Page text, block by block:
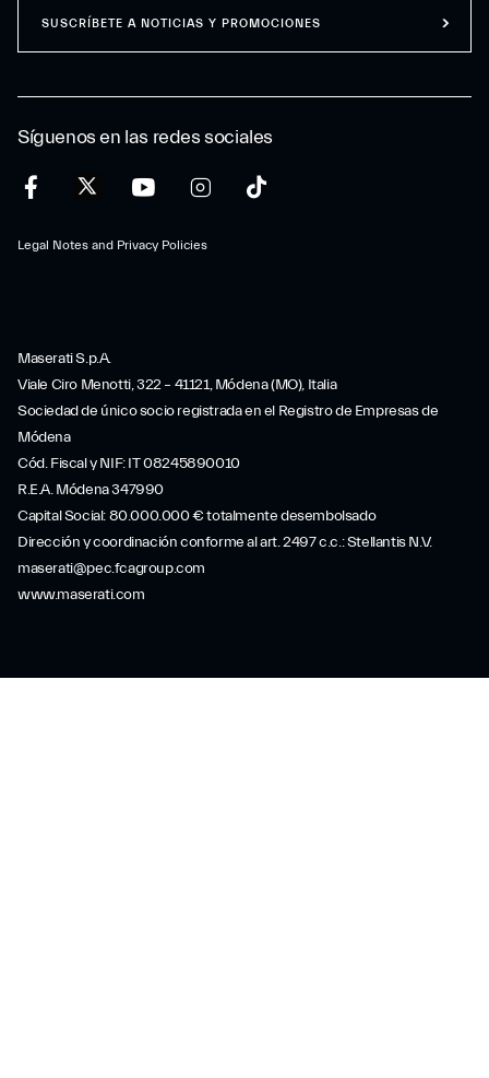
Síguenos en las redes sociales
Legal Notes and Privacy Policies
SUSCRÍBETE A NOTICIAS Y PROMOCIONES
Maserati S.p.A.
Viale Ciro Menotti, 322 – 41121, Módena (MO), Italia
Sociedad de único socio registrada en el Registro de Empresas de
Módena
Cód. Fiscal y NIF: IT 08245890010
R.E.A. Módena 347990
Capital Social: 80.000.000 € totalmente desembolsado
Dirección y coordinación conforme al art. 2497 c.c.: Stellantis N.V.
maserati@pec.fcagroup.com
www.maserati.com